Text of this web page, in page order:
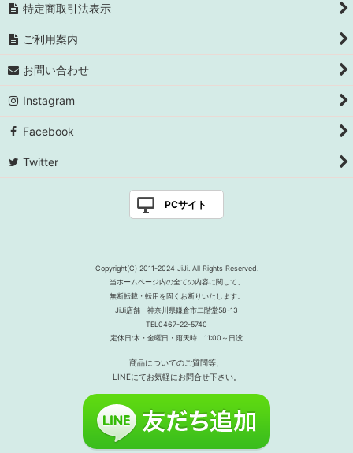
特定商取引法表示
ご利用案内
お問い合わせ
Instagram
Facebook
Twitter
PCサイト
Copyright(C) 2011-2024 JiJi. All Rights Reserved.
当ホームページ内の全ての内容に関して、
無断転載・転用を固くお断りいたします。
JiJi店舗 神奈川県鎌倉市二階堂58-13
TEL0467-22-5740
定休日:木・金曜日・雨天時 11:00～日没
商品についてのご質問等、
LINEにてお気軽にお問合せ下さい。